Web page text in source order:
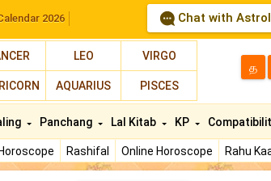
2026 Chat with
LEO VIRGO
AQUARIUS PISCES
த
Rashifal Online Horoscope Rahu
Panchang Lal Kitab KP